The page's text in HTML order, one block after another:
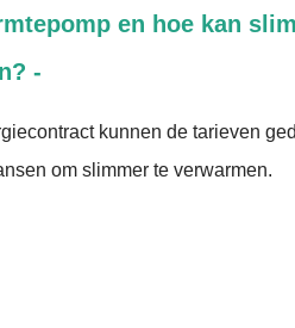
en hoe kan
-
kunnen de tarieven
om slimmer te verwarmen.